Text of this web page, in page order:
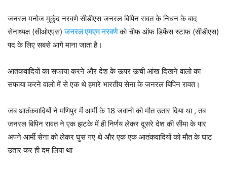
जनरल मनोज मुकुंद नरवणे सीडीएस जनरल बिपिन रावत के निधन के बाद
सेनाध्यक्ष (सीओएएस)जनरल एमएम नरवणेको चीफ ऑफ डिफेंस स्टाफ (सीडीएस)
पद के लिए सबसे आगे माना जाता है।
आतंकवादियों का सफाया करने और देश के ऊपर ऊंची आंख दिखने वालो का
सफाया करने वालो में से एक थे हमारे भारतीय सेना के जनरल बिपिन रावत।
जब आतंकवादियों ने मणिपुर में आर्मी के 18 जवानो को मौत उतार दिया था , तब
जनरल बिपिन रावत ने एक झटके में ही निर्णय लेकर दूसरे देश की सीमा के पार
अपने आर्मी सेना को लेकर घुस गए थे और एक एक आतंकवादियों को मौत के घाट
उतार कर ही दम लिया था